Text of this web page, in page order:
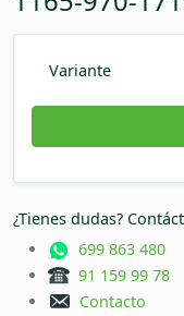
Variante
¿Tienes dudas?
699 863 480
91 159 99 78
Contacto